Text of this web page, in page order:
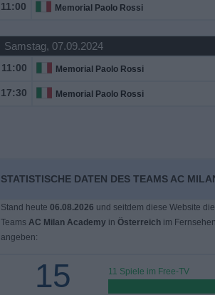
11:00 Memorial Paolo Rossi
Samstag, 07.09.2024
11:00 Memorial Paolo Rossi
17:30 Memorial Paolo Rossi
STATISTISCHE DATEN DES TEAMS AC
Stand heute 06.08.2026 und seitdem diese Website
Teams AC Milan Academyin Österreichim
angeben:
15
11 Spiele im Free-TV